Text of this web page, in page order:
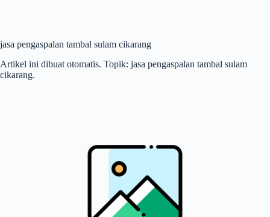
jasa pengaspalan tambal sulam cikarang
Artikel ini dibuat otomatis. Topik: jasa pengaspalan tambal sulam
cikarang.